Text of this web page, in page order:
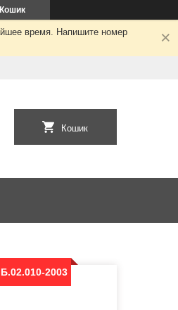
Кошик
время. Напишите номер
Кошик
2003